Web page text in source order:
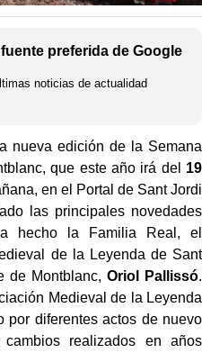
preferida de Google
noticias de actualidad
nueva edición de la Semana
que este año irá del 19
en el Portal de Sant Jordi
las principales novedades
hecho la Familia Real, el
de la Leyenda de Sant
de Montblanc, Oriol Pallissó.
Medieval de la Leyenda
por diferentes actos de nuevo
realizados en años